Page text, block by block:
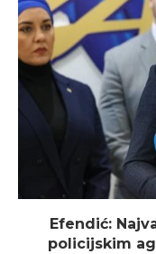
Efendić:
policijskim